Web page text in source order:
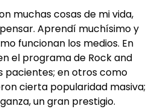
muchas cosas de mi vida,
Aprendí muchísimo y
funcionan los medios. En
el programa de Rock and
pacientes; en otros como
cierta popularidad masiva;
un gran prestigio.